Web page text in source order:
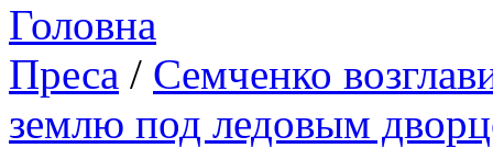
Головна
Преса / Семченко
землю под ледовым